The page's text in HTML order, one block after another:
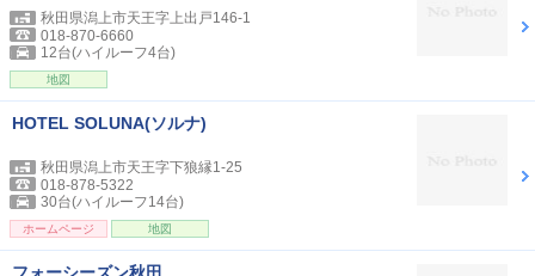
秋田県潟上市天王字上出戸146-1
018-870-6660
12台(ハイルーフ4台)
地図
HOTEL SOLUNA(ソルナ)
秋田県潟上市天王字下狼縁1-25
018-878-5322
30台(ハイルーフ14台)
ホームページ 地図
フォーシーズン秋田